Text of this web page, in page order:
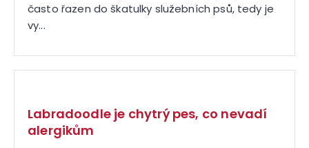
často řazen do škatulky služebních psů, tedy je
vy...
Labradoodle je chytrý pes, co nevadí
alergikům